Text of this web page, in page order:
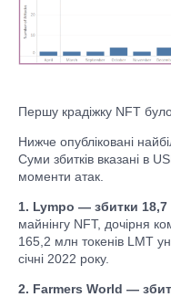
Першу крадіжку NFT
Нижче опубліковані
Суми збитків вказані в
моменти атак.
1. Lympo — збитки 18,7
майнінгу NFT, дочірня
165,2 млн токенів LMT
січні 2022 року.
2. Farmers World —